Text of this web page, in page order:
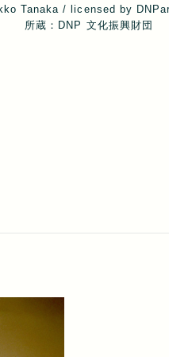
Tanaka / licensed by
所蔵：DNP 文化振興財団